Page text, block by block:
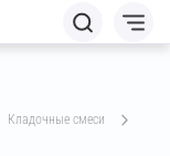
кладочные смеси